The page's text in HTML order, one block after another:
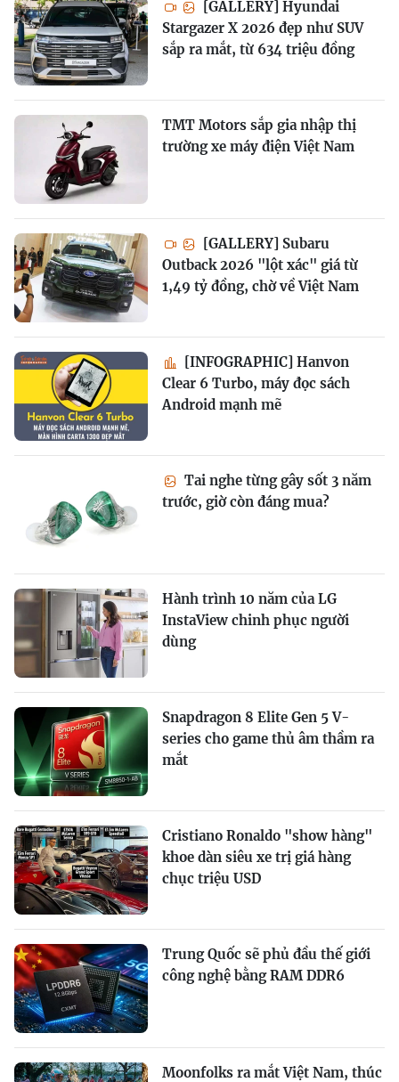
[GALLERY] Hyundai
Stargazer X 2026 đẹp như SUV
sắp ra mắt, từ 634 triệu đồng
TMT Motors sắp gia nhập thị
trường xe máy điện Việt Nam
[GALLERY] Subaru
Outback 2026 "lột xác" giá từ
1,49 tỷ đồng, chờ về Việt Nam
[INFOGRAPHIC] Hanvon
Clear 6 Turbo, máy đọc sách
Android mạnh mẽ
Tai nghe từng gây sốt 3 năm
trước, giờ còn đáng mua?
Hành trình 10 năm của LG
InstaView chinh phục người
dùng
Snapdragon 8 Elite Gen 5 V-
series cho game thủ âm thầm ra
mắt
Cristiano Ronaldo "show hàng"
khoe dàn siêu xe trị giá hàng
chục triệu USD
Trung Quốc sẽ phủ đầu thế giới
công nghệ bằng RAM DDR6
Moonfolks ra mắt Việt Nam, thúc